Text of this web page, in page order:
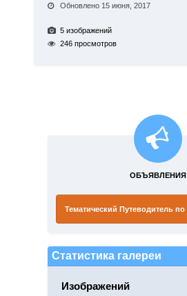
Обновлено 15 июня, 2017
5 изображений
246 просмотров
ОБЪЯВЛЕНИЯ
Тематический Путеводитель
Статистика галереи
Изображений